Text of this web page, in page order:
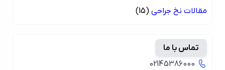
مقالات نخ جراحی (15)
تماس با ما
02145386000